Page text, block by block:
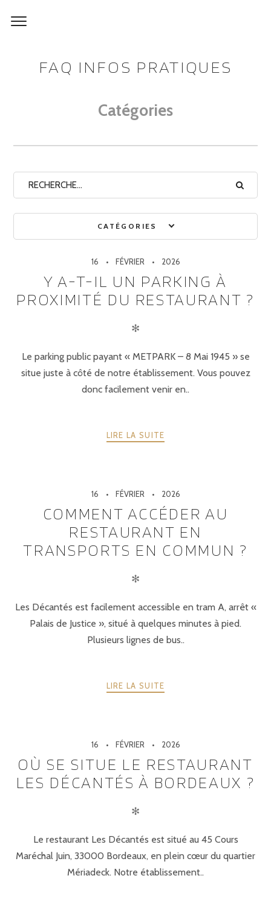
FAQ INFOS PRATIQUES
Catégories
CATÉGORIES
16 FÉVRIER 2026
Y A-T-IL UN PARKING À
PROXIMITÉ DU RESTAURANT ?
✻
Le parking public payant « METPARK – 8 Mai 1945 » se
situe juste à côté de notre établissement. Vous pouvez
donc facilement venir en..
LIRE LA SUITE
16 FÉVRIER 2026
COMMENT ACCÉDER AU
RESTAURANT EN
TRANSPORTS EN COMMUN ?
✻
Les Décantés est facilement accessible en tram A, arrêt «
Palais de Justice », situé à quelques minutes à pied.
Plusieurs lignes de bus..
LIRE LA SUITE
16 FÉVRIER 2026
OÙ SE SITUE LE RESTAURANT
LES DÉCANTÉS À BORDEAUX ?
✻
Le restaurant Les Décantés est situé au 45 Cours
Maréchal Juin, 33000 Bordeaux, en plein cœur du quartier
Mériadeck. Notre établissement..